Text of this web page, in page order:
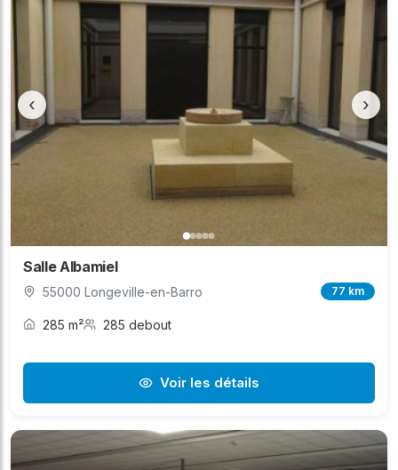
‹ ›
Salle Albamiel
55000 Longeville-en-Barro 77 km
285 m² 285 debout
Voir les détails